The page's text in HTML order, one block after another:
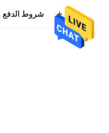
شروط الدفع